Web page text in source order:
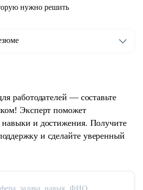
нужно решить
работодателей — составьте
Эксперт поможет
и достижения. Получите
и сделайте уверенный